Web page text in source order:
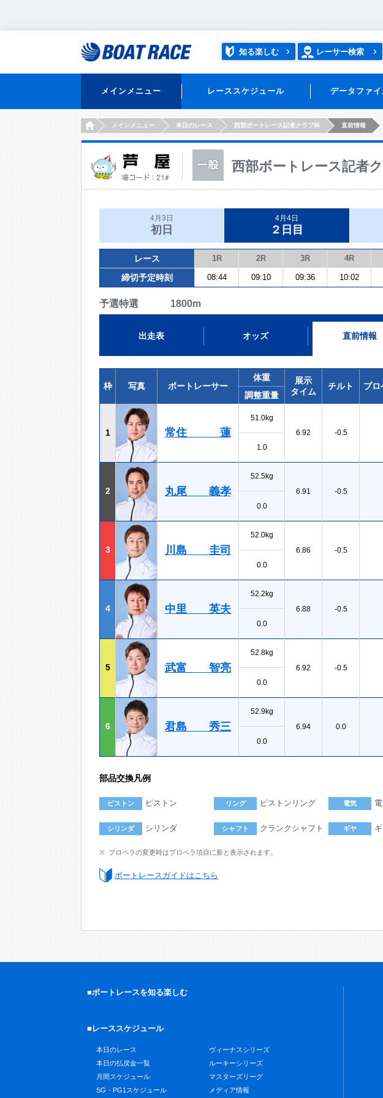
知る楽しむ レーサー検索
メインメニュー レーススケジュール データファ
HOMEメインメニュー 本日のレース 西部ボートレース記者クラブ杯 直前情報
西部ボートレース記者
4月3日
初日
4月4日
２日目
レース 1R 2R 3R 4R
締切予定時刻 08:44 09:10 09:36 10:02
予選特選 1800m
出走表 オッズ 直前情報
枠 写真 ボートレーサー
体重
展示
タイム
チルト プロ
調整重量
1 常住 蓮
51.0kg
6.92
-0.5
1.0
2 丸尾 義孝
52.5kg
6.91
-0.5
0.0
3 川島 圭司
52.0kg
6.86
-0.5
0.0
4 中里 英夫
52.2kg
6.88
-0.5
0.0
5 武富 智亮
52.8kg
6.92
-0.5
0.0
6 君島 秀三
52.9kg
6.94
0.0
0.0
部品交換凡例
ピストン ピストン リング ピストンリング 電気
シリンダ シリンダ シャフト クランクシャフト ギヤ
プロペラの変更時はプロペラ項目に新と表示されます。
ボートレースガイドはこちら
■ボートレースを知る楽しむ
■レーススケジュール
本日のレース
本日の払戻金一覧
月間スケジュール
SG・PG1スケジュール
ヴィーナスシリーズ
ルーキーシリーズ
マスターズリーグ
メディア情報